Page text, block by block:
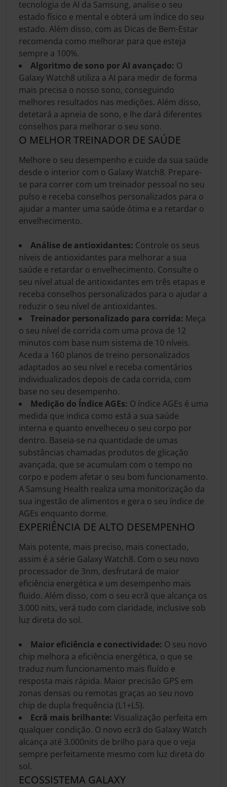
tecnologia de AI da Samsung, analise o seu
estado físico e mental e obterá um índice do seu
estado. Além disso, com as Dicas de Bem-Estar
recomenda como melhorar para que esteja
sempre a 100%.
Algoritmo de sono por AI avançado: O
Galaxy Watch8 utiliza a AI para medir de forma
mais precisa o nosso sono, conseguindo
melhores resultados nas medições. Além disso,
detetará a apneia de sono, e lhe dará diferentes
conselhos para melhorar o seu sono.
O MELHOR TREINADOR DE SAÚDE
Melhore o seu desempenho e cuide da sua saúde
desde o interior com o Galaxy Watch8. Prepare-
se para correr com um treinador pessoal no seu
pulso e receba conselhos personalizados para o
ajudar a manter uma saúde ótima e a retardar o
envelhecimento.
Análise de antioxidantes: Controle os seus
níveis de antioxidantes para melhorar a sua
saúde e retardar o envelhecimento. Consulte o
seu nível atual de antioxidantes em três etapas e
receba conselhos personalizados para o ajudar a
reduzir o seu nível de antioxidantes.
Treinador personalizado para corrida: Meça
o seu nível de corrida com uma prova de 12
minutos com base num sistema de 10 níveis.
Aceda a 160 planos de treino personalizados
adaptados ao seu nível e receba comentários
individualizados depois de cada corrida, com
base no seu desempenho.
Medição do Índice AGEs: O índice AGEs é uma
medida que indica como está a sua saúde
interna e quanto envelheceu o seu corpo por
dentro. Baseia-se na quantidade de umas
substâncias chamadas produtos de glicação
avançada, que se acumulam com o tempo no
corpo e podem afetar o seu bom funcionamento.
A Samsung Health realiza uma monitorização da
sua ingestão de alimentos e gera o seu índice de
AGEs enquanto dorme.
EXPERIÊNCIA DE ALTO DESEMPENHO
Mais potente, mais preciso, mais conectado,
assim é a série Galaxy Watch8. Com o seu novo
processador de 3nm, desfrutará de maior
eficiência energética e um desempenho mais
fluido. Além disso, com o seu ecrã que alcança os
3.000 nits, verá tudo com claridade, inclusive sob
luz direta do sol.
Maior eficiência e conectividade: O seu novo
chip melhora a eficiência energética, o que se
traduz num funcionamento mais fluído e
resposta mais rápida. Maior precisão GPS em
zonas densas ou remotas graças ao seu novo
chip de dupla frequência (L1+L5).
Ecrã mais brilhante: Visualização perfeita em
qualquer condição. O novo ecrã do Galaxy Watch
alcança até 3.000nits de brilho para que o veja
sempre perfeitamente mesmo com luz direta do
sol.
ECOSSISTEMA GALAXY